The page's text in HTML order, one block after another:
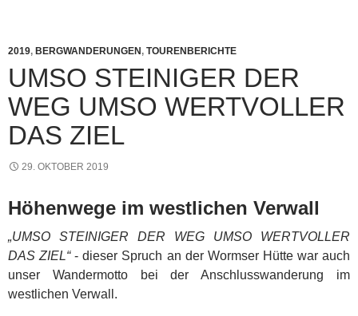
2019, BERGWANDERUNGEN, TOURENBERICHTE
UMSO STEINIGER DER
WEG UMSO WERTVOLLER
DAS ZIEL
29. OKTOBER 2019
Höhenwege im westlichen Verwall
„UMSO STEINIGER DER WEG UMSO WERTVOLLER
DAS ZIEL“- dieser Spruch an der Wormser Hütte war auch
unser Wandermotto bei der Anschlusswanderung im
westlichen Verwall.